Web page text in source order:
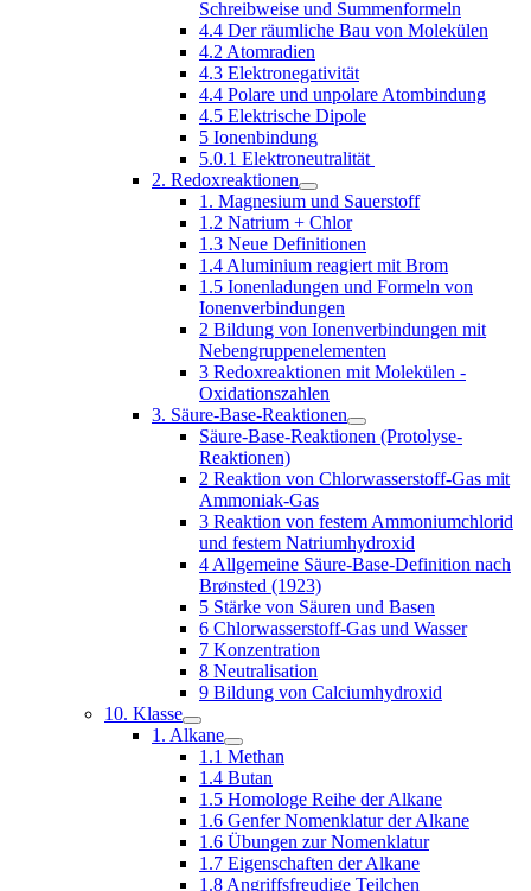
Schreibweise und Summenformeln
4.4 Der räumliche Bau von Molekülen
4.2 Atomradien
4.3 Elektronegativität
4.4 Polare und unpolare Atombindung
4.5 Elektrische Dipole
5 Ionenbindung
5.0.1 Elektroneutralität
2. Redoxreaktionen
1. Magnesium und Sauerstoff
1.2 Natrium + Chlor
1.3 Neue Definitionen
1.4 Aluminium reagiert mit Brom
1.5 Ionenladungen und Formeln von
Ionenverbindungen
2 Bildung von Ionenverbindungen mit
Nebengruppenelementen
3 Redoxreaktionen mit Molekülen -
Oxidationszahlen
3. Säure-Base-Reaktionen
Säure-Base-Reaktionen (Protolyse-
Reaktionen)
2 Reaktion von Chlorwasserstoff-Gas mit
Ammoniak-Gas
3 Reaktion von festem Ammoniumchlorid
und festem Natriumhydroxid
4 Allgemeine Säure-Base-Definition nach
Brønsted (1923)
5 Stärke von Säuren und Basen
6 Chlorwasserstoff-Gas und Wasser
7 Konzentration
8 Neutralisation
9 Bildung von Calciumhydroxid
10. Klasse
1. Alkane
1.1 Methan
1.4 Butan
1.5 Homologe Reihe der Alkane
1.6 Genfer Nomenklatur der Alkane
1.6 Übungen zur Nomenklatur
1.7 Eigenschaften der Alkane
1.8 Angriffsfreudige Teilchen